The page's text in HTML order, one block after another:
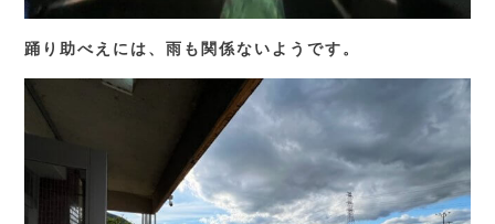
踊り助べえには、雨も関係ないようです。